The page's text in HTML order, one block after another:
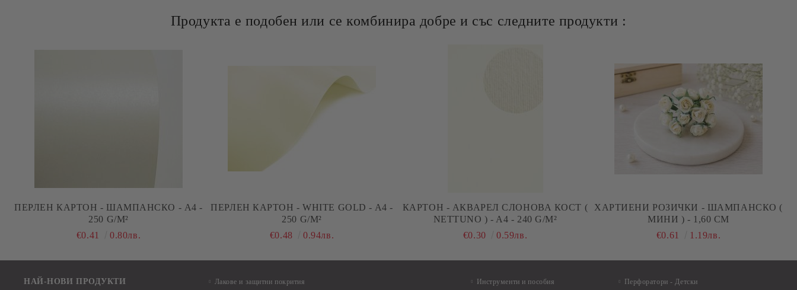
Продукта е подобен или се комбинира добре и със следните продукти :
ПЕРЛЕН КАРТОН - ШАМПАНСКО - А4 -
250 G/M²
€0.41
0.80лв.
ПЕРЛЕН КАРТОН - WHITE GOLD - A4 -
250 G/M²
€0.48
0.94лв.
КАРТОН - АКВАРЕЛ СЛОНОВА КОСТ (
NETTUNO ) - A4 - 240 G/M²
€0.30
0.59лв.
ХАРТИЕНИ РОЗИЧКИ - ШАМПАНСКО (
МИНИ ) - 1,60 СМ
€0.61
1.19лв.
НАЙ-НОВИ ПРОДУКТИ
Лакове и защитни покрития
Инструменти и пособия
Перфоратори - Детски